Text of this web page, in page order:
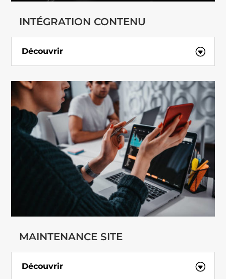
INTÉGRATION CONTENU
Découvrir
MAINTENANCE SITE
Découvrir